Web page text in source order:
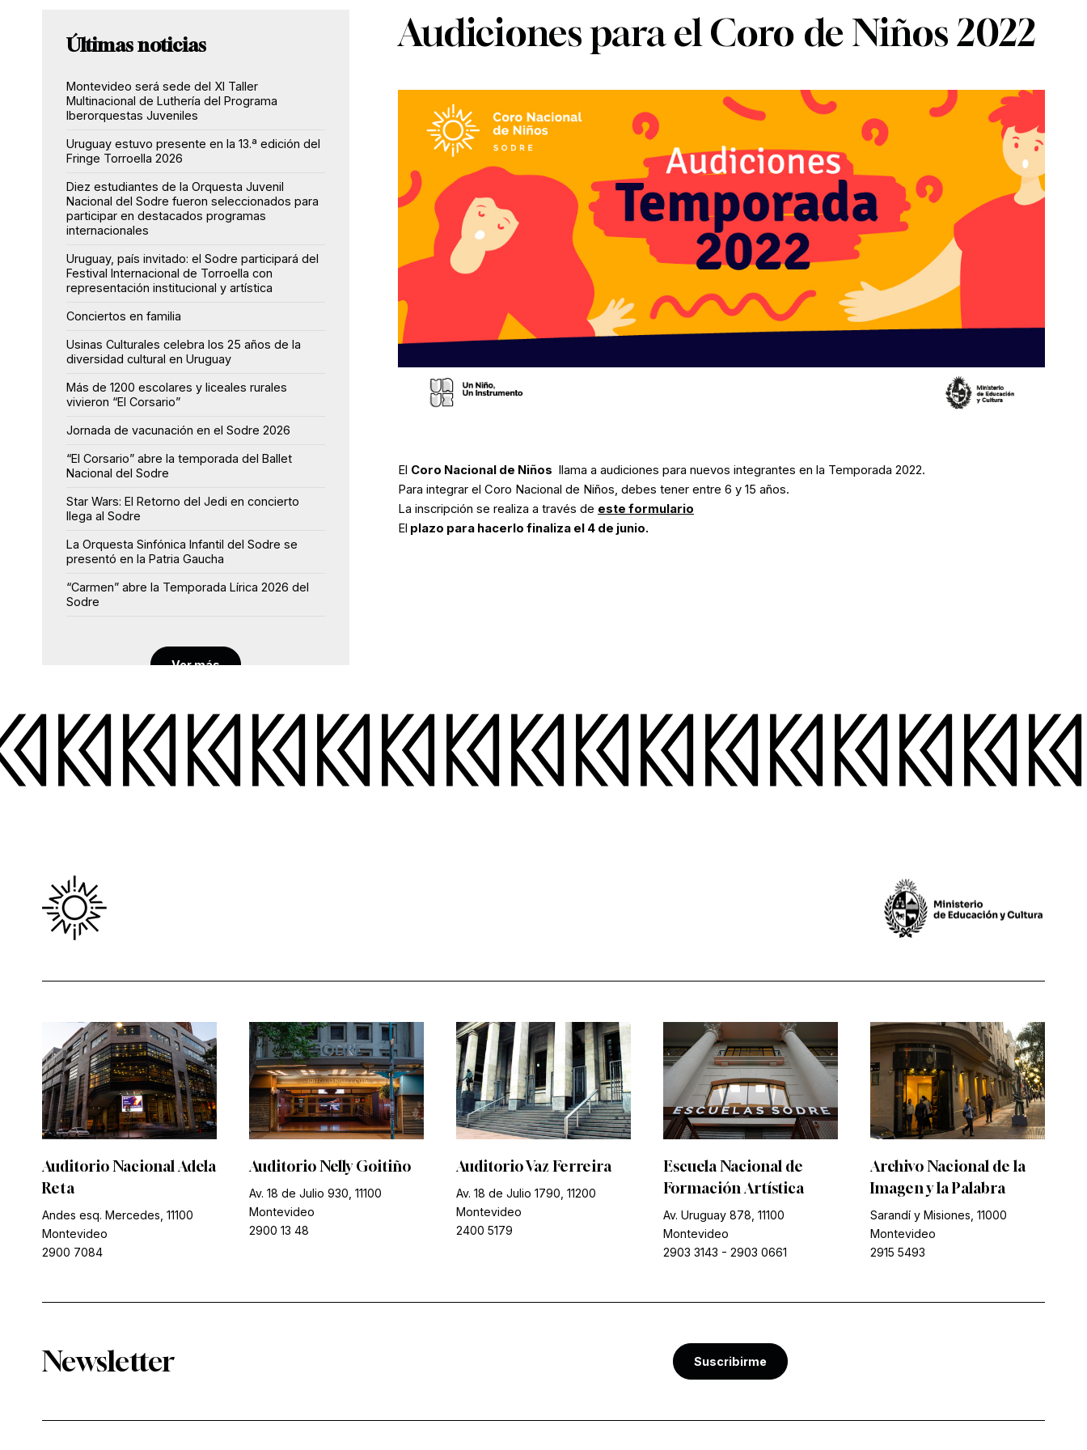
Audiciones para el Coro de Niños 2022
El Coro Nacional de Niños llama a audiciones para nuevos integrantes en la Temporada 2022.
Para integrar el Coro Nacional de Niños, debes tener entre 6 y 15 años.
La inscripción se realiza a través de este formulario
El plazo para hacerlo finaliza el 4 de junio.
Últimas noticias
Montevideo será sede del XI Taller
Multinacional de Luthería del Programa
Iberorquestas Juveniles
Uruguay estuvo presente en la 13.ª edición del
Fringe Torroella 2026
Diez estudiantes de la Orquesta Juvenil
Nacional del Sodre fueron seleccionados para
participar en destacados programas
internacionales
Uruguay, país invitado: el Sodre participará del
Festival Internacional de Torroella con
representación institucional y artística
Conciertos en familia
Usinas Culturales celebra los 25 años de la
diversidad cultural en Uruguay
Más de 1200 escolares y liceales rurales
vivieron “El Corsario”
Jornada de vacunación en el Sodre 2026
“El Corsario” abre la temporada del Ballet
Nacional del Sodre
Star Wars: El Retorno del Jedi en concierto
llega al Sodre
La Orquesta Sinfónica Infantil del Sodre se
presentó en la Patria Gaucha
“Carmen” abre la Temporada Lírica 2026 del
Sodre
Ver más
Auditorio Nacional Adela
Reta
Andes esq. Mercedes, 11100
Montevideo
2900 7084
Auditorio Nelly Goitiño
Av. 18 de Julio 930, 11100
Montevideo
2900 13 48
Auditorio Vaz Ferreira
Av. 18 de Julio 1790, 11200
Montevideo
2400 5179
Escuela Nacional de
Formación Artística
Av. Uruguay 878, 11100
Montevideo
2903 3143 - 2903 0661
Archivo Nacional de la
Imagen y la Palabra
Sarandí y Misiones, 11000
Montevideo
2915 5493
Newsletter Suscribirme